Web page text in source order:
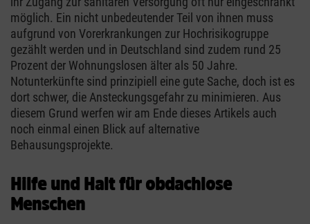
möglich. Ein nicht unbedeutender Teil von ihnen muss
aufgrund von Vorerkrankungen zur Hochrisikogruppe
gezählt werden und in Deutschland sind zudem rund 25
Prozent der Wohnungslosen älter als 50 Jahre.
Notunterkünfte sind prinzipiell eine gute Sache, doch ist es
dort schwer, die Ansteckungsgefahr zu minimieren. Aus
diesem Grund werfen wir am Ende dieses Artikels auch
noch einmal einen Blick auf alternative
Behausungsprojekte.
Hilfe und Halt für obdachlose
Menschen